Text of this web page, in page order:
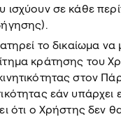
ισχύουν σε κάθε
το δικαίωμα να
κράτησης του
στον
εάν υπάρχει
ότι ο Χρήστης δεν